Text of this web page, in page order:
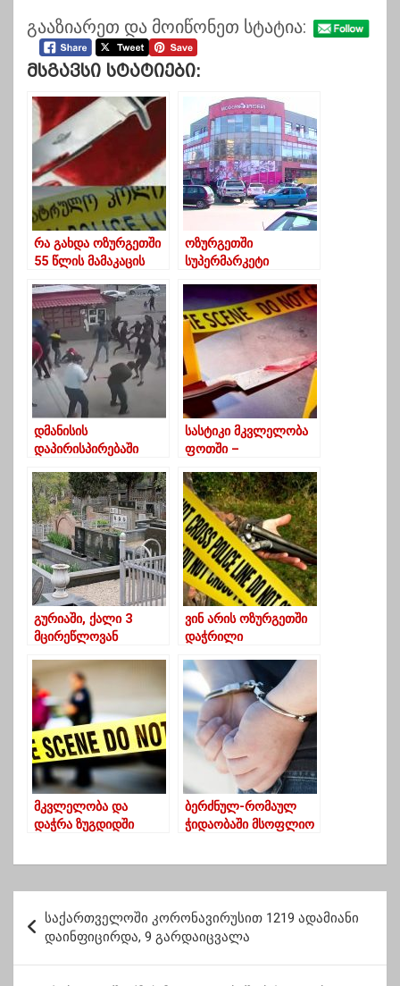
გააზიარეთ და მოიწონეთ სტატია:
Მსგავსი Სტატიები:
რა გახდა ოზურგეთში
55 წლის მამაკაცის
ახალი დეტალები
ოზურგეთში
სუპერმარკეტი
დააყაჩაღეს
დმანისის
დაპირისპირებაში
გამოკითხვა
პოლიციაში მთელი
ღამის განმავლობაში
მიმდინარეობდა და ამ
დრომდე გრძელდება
სასტიკი მკვლელობა
ფოთში –
სამზარეულოს დანით
მოკლა
გურიაში, ქალი 3
მცირეწლოვან
სასაფლაოებს
ქურდავდა
ვინ არის ოზურგეთში
დაჭრილი
მომხდარის დეტალები
მკვლელობა და
დაჭრა ზუგდიდში
ბერძნულ-რომაულ
ჭიდაობაში მსოფლიო
დააკავეს
ო
ს
საქართველოში კორონავირუსით 1219 ადამიანი
დაინფიცირდა, 9 გარდაიცვალა